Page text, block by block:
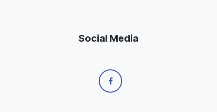
Social Media